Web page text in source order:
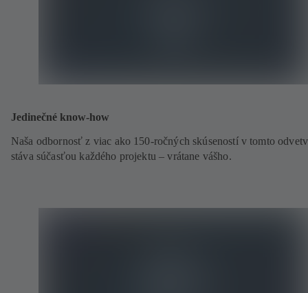
Jedinečné know-how
Naša odbornosť z viac ako 150-ročných skúseností v tomto
stáva súčasťou každého projektu – vrátane vášho.